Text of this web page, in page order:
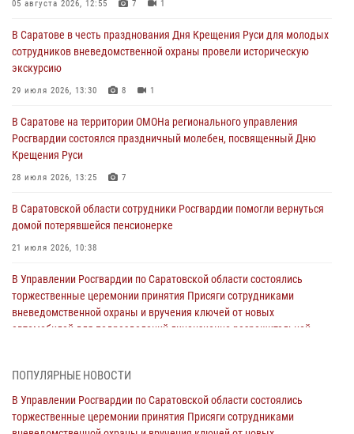
05 августа 2026, 12:55 7 1
В Саратове в честь празднования Дня Крещения Руси для молодых
сотрудников вневедомственной охраны провели историческую
экскурсию
29 июля 2026, 13:30 8 1
В Саратове на территории ОМОНа регионального управления
Росгвардии состоялся праздничный молебен, посвященный Дню
Крещения Руси
28 июля 2026, 13:25 7
В Саратовской области сотрудники Росгвардии помогли вернуться
домой потерявшейся пенсионерке
21 июля 2026, 10:38
В Управлении Росгвардии по Саратовской области состоялись
торжественные церемонии принятия Присяги сотрудниками
вневедомственной охраны и вручения ключей от новых
автомобилей для подразделений лицензионно-разрешительной
В Саратовской области самые лучшие каникулы проходят с
Росгвардией
ПОПУЛЯРНЫЕ НОВОСТИ
В Управлении Росгвардии по Саратовской области состоялись
торжественные церемонии принятия Присяги сотрудниками